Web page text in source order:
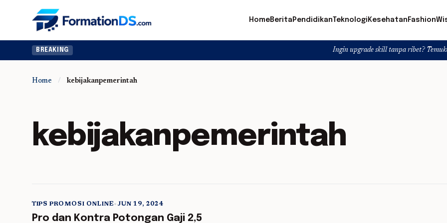
HomeBerita PendidikanTeknologi Kesehatan Fashion
BREAKING Ingin upgrade skill tanpa ribet? Temukan kelas
Home / kebijakanpemerintah
kebijakanpemerintah
5 min read
TIPS PROMOSI ONLINE• JUN 19, 2024
Pro dan Kontra Potongan Gaji 2,5